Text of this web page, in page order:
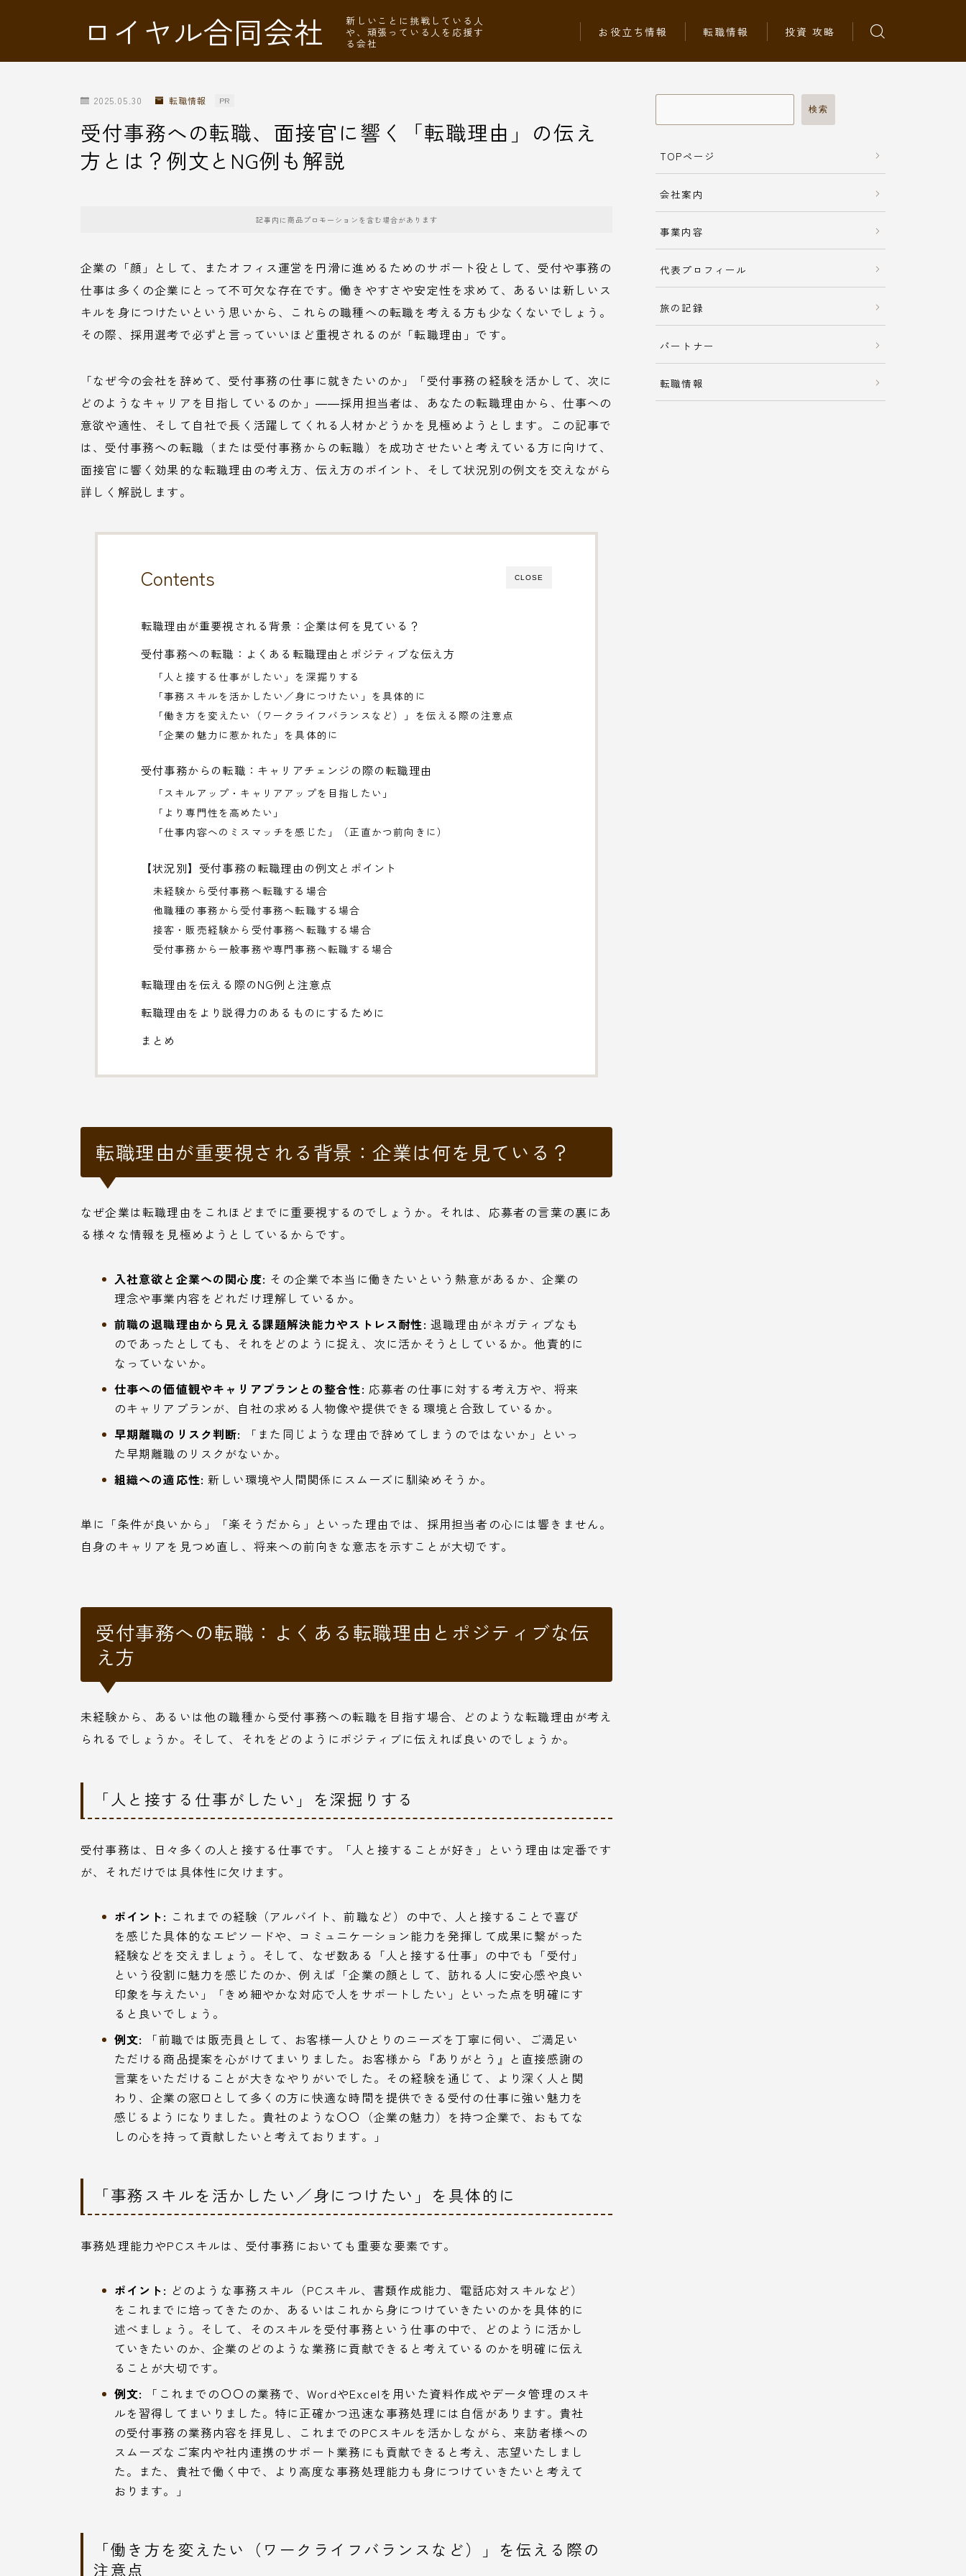
ロイヤル合同会社
新しいことに挑戦している人
や、頑張っている人を応援す
る会社
お役立ち情報 転職情報 投資 攻略
2025.05.30 転職情報 PR
受付事務への転職、面接官に響く「転職理由」の伝え
方とは？例文とNG例も解説
記事内に商品プロモーションを含む場合があります
企業の「顔」として、またオフィス運営を円滑に進めるためのサポート役として、受付や事務の
仕事は多くの企業にとって不可欠な存在です。働きやすさや安定性を求めて、あるいは新しいス
キルを身につけたいという思いから、これらの職種への転職を考える方も少なくないでしょう。
その際、採用選考で必ずと言っていいほど重視されるのが「転職理由」です。
「なぜ今の会社を辞めて、受付事務の仕事に就きたいのか」「受付事務の経験を活かして、次に
どのようなキャリアを目指しているのか」――採用担当者は、あなたの転職理由から、仕事への
意欲や適性、そして自社で長く活躍してくれる人材かどうかを見極めようとします。この記事で
は、受付事務への転職（または受付事務からの転職）を成功させたいと考えている方に向けて、
面接官に響く効果的な転職理由の考え方、伝え方のポイント、そして状況別の例文を交えながら
詳しく解説します。
CLOSE
Contents
転職理由が重要視される背景：企業は何を見ている？
受付事務への転職：よくある転職理由とポジティブな伝え方
「人と接する仕事がしたい」を深掘りする
「事務スキルを活かしたい／身につけたい」を具体的に
「働き方を変えたい（ワークライフバランスなど）」を伝える際の注意点
「企業の魅力に惹かれた」を具体的に
受付事務からの転職：キャリアチェンジの際の転職理由
「スキルアップ・キャリアアップを目指したい」
「より専門性を高めたい」
「仕事内容へのミスマッチを感じた」（正直かつ前向きに）
【状況別】受付事務の転職理由の例文とポイント
未経験から受付事務へ転職する場合
他職種の事務から受付事務へ転職する場合
接客・販売経験から受付事務へ転職する場合
受付事務から一般事務や専門事務へ転職する場合
転職理由を伝える際のNG例と注意点
転職理由をより説得力のあるものにするために
まとめ
転職理由が重要視される背景：企業は何を見ている？
なぜ企業は転職理由をこれほどまでに重要視するのでしょうか。それは、応募者の言葉の裏にあ
る様々な情報を見極めようとしているからです。
入社意欲と企業への関心度: その企業で本当に働きたいという熱意があるか、企業の
理念や事業内容をどれだけ理解しているか。
前職の退職理由から見える課題解決能力やストレス耐性: 退職理由がネガティブなも
のであったとしても、それをどのように捉え、次に活かそうとしているか。他責的に
なっていないか。
仕事への価値観やキャリアプランとの整合性: 応募者の仕事に対する考え方や、将来
のキャリアプランが、自社の求める人物像や提供できる環境と合致しているか。
早期離職のリスク判断:
「また同じような理由で辞めてしまうのではないか」といっ
た早期離職のリスクがないか。
組織への適応性: 新しい環境や人間関係にスムーズに馴染めそうか。
単に「条件が良いから」「楽そうだから」といった理由では、採用担当者の心には響きません。
自身のキャリアを見つめ直し、将来への前向きな意志を示すことが大切です。
受付事務への転職：よくある転職理由とポジティブな伝
え方
未経験から、あるいは他の職種から受付事務への転職を目指す場合、どのような転職理由が考え
られるでしょうか。そして、それをどのようにポジティブに伝えれば良いのでしょうか。
「人と接する仕事がしたい」を深掘りする
受付事務は、日々多くの人と接する仕事です。「人と接することが好き」という理由は定番です
が、それだけでは具体性に欠けます。
ポイント: これまでの経験（アルバイト、前職など）の中で、人と接することで喜び
を感じた具体的なエピソードや、コミュニケーション能力を発揮して成果に繋がった
経験などを交えましょう。そして、なぜ数ある「人と接する仕事」の中でも「受付」
という役割に魅力を感じたのか、例えば「企業の顔として、訪れる人に安心感や良い
印象を与えたい」「きめ細やかな対応で人をサポートしたい」といった点を明確にす
ると良いでしょう。
例文: 「前職では販売員として、お客様一人ひとりのニーズを丁寧に伺い、ご満足い
ただける商品提案を心がけてまいりました。お客様から『ありがとう』と直接感謝の
言葉をいただけることが大きなやりがいでした。その経験を通じて、より深く人と関
わり、企業の窓口として多くの方に快適な時間を提供できる受付の仕事に強い魅力を
感じるようになりました。貴社のような〇〇（企業の魅力）を持つ企業で、おもてな
しの心を持って貢献したいと考えております。」
「事務スキルを活かしたい／身につけたい」を具体的に
事務処理能力やPCスキルは、受付事務においても重要な要素です。
ポイント: どのような事務スキル（PCスキル、書類作成能力、電話応対スキルなど）
をこれまでに培ってきたのか、あるいはこれから身につけていきたいのかを具体的に
述べましょう。そして、そのスキルを受付事務という仕事の中で、どのように活かし
ていきたいのか、企業のどのような業務に貢献できると考えているのかを明確に伝え
ることが大切です。
例文: 「これまでの〇〇の業務で、WordやExcelを用いた資料作成やデータ管理のスキ
ルを習得してまいりました。特に正確かつ迅速な事務処理には自信があります。貴社
の受付事務の業務内容を拝見し、これまでのPCスキルを活かしながら、来訪者様への
スムーズなご案内や社内連携のサポート業務にも貢献できると考え、志望いたしまし
た。また、貴社で働く中で、より高度な事務処理能力も身につけていきたいと考えて
おります。」
「働き方を変えたい（ワークライフバランスなど）」を伝える際の
注意点
検索
TOPページ
会社案内
事業内容
代表プロフィール
旅の記録
パートナー
転職情報